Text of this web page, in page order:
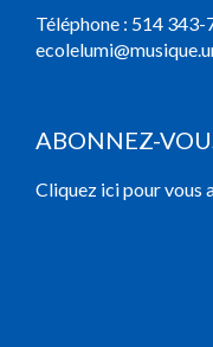
Téléphone : 514 343-
ABONNEZ-
Cliquez ici pour vous